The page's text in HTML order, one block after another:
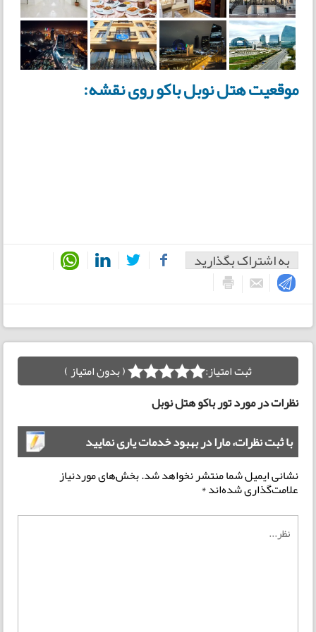
موقعیت هتل نوبل باکو روی نقشه:
به اشتراک بگذارید
ثبت امتیاز: ( بدون امتیاز )
نظرات در مورد تور باکو هتل نوبل
با ثبت نظرات، مارا در بهبود خدمات یاری نمایید
نشانی ایمیل شما منتشر نخواهد شد.بخش‌های موردنیاز
علامت‌گذاری شده‌اند*